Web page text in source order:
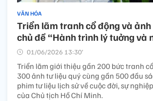
VĂN HÓA
Triển lãm tranh cổ động và
chủ đề “Hành trình lý tuởng và
01/06/2026 13:30’
Triển lãm giới thiệu gần 200 bức tranh
300 ảnh tư liệu quý cùng gần 500 đầu
phim tư liệu lịch sử về cuộc đời, sự
của Chủ tịch Hồ Chí Minh.